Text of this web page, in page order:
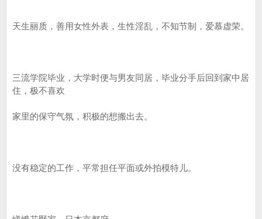
天生丽质，善用女性外表，生性淫乱，不知节制，爱慕虚荣。
三流学院毕业，大学时便与男友同居，毕业分手后回到家中居
住，极不喜欢
家里的保守气氛，积极的想搬出去。
没有稳定的工作，平常担任平面或外拍模特儿。